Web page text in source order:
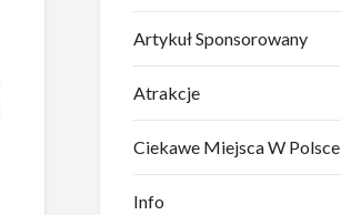
Artykuł Sponsorowany
Atrakcje
Ciekawe Miejsca W Polsce
Info